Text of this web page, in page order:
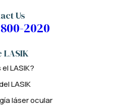
LASIK
LASIK?
LASIK
láser ocular
Us
2020